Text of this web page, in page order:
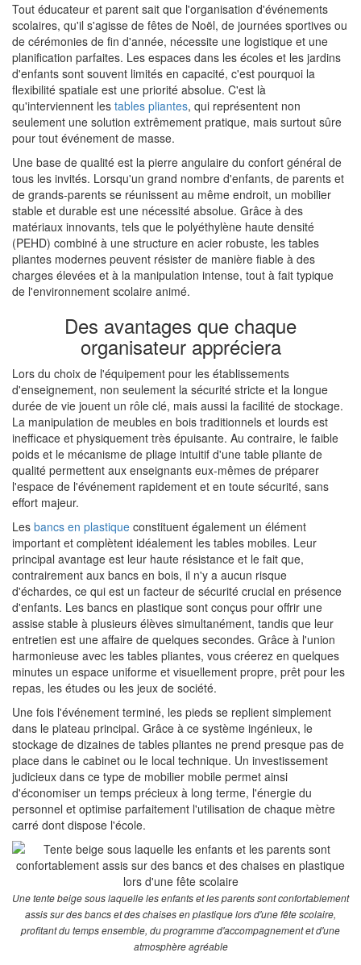
Tout éducateur et parent sait que l'organisation d'événements
scolaires, qu'il s'agisse de fêtes de Noël, de journées sportives ou
de cérémonies de fin d'année, nécessite une logistique et une
planification parfaites. Les espaces dans les écoles et les jardins
d'enfants sont souvent limités en capacité, c'est pourquoi la
flexibilité spatiale est une priorité absolue. C'est là
qu'interviennent les tables pliantes, qui représentent non
seulement une solution extrêmement pratique, mais surtout sûre
pour tout événement de masse.
Une base de qualité est la pierre angulaire du confort général de
tous les invités. Lorsqu'un grand nombre d'enfants, de parents et
de grands-parents se réunissent au même endroit, un mobilier
stable et durable est une nécessité absolue. Grâce à des
matériaux innovants, tels que le polyéthylène haute densité
(PEHD) combiné à une structure en acier robuste, les tables
pliantes modernes peuvent résister de manière fiable à des
charges élevées et à la manipulation intense, tout à fait typique
de l'environnement scolaire animé.
Des avantages que chaque
organisateur appréciera
Lors du choix de l'équipement pour les établissements
d'enseignement, non seulement la sécurité stricte et la longue
durée de vie jouent un rôle clé, mais aussi la facilité de stockage.
La manipulation de meubles en bois traditionnels et lourds est
inefficace et physiquement très épuisante. Au contraire, le faible
poids et le mécanisme de pliage intuitif d'une table pliante de
qualité permettent aux enseignants eux-mêmes de préparer
l'espace de l'événement rapidement et en toute sécurité, sans
effort majeur.
Les bancs en plastique constituent également un élément
important et complètent idéalement les tables mobiles. Leur
principal avantage est leur haute résistance et le fait que,
contrairement aux bancs en bois, il n'y a aucun risque
d'échardes, ce qui est un facteur de sécurité crucial en présence
d'enfants. Les bancs en plastique sont conçus pour offrir une
assise stable à plusieurs élèves simultanément, tandis que leur
entretien est une affaire de quelques secondes. Grâce à l'union
harmonieuse avec les tables pliantes, vous créerez en quelques
minutes un espace uniforme et visuellement propre, prêt pour les
repas, les études ou les jeux de société.
Une fois l'événement terminé, les pieds se replient simplement
dans le plateau principal. Grâce à ce système ingénieux, le
stockage de dizaines de tables pliantes ne prend presque pas de
place dans le cabinet ou le local technique. Un investissement
judicieux dans ce type de mobilier mobile permet ainsi
d'économiser un temps précieux à long terme, l'énergie du
personnel et optimise parfaitement l'utilisation de chaque mètre
carré dont dispose l'école.
Une tente beige sous laquelle les enfants et les parents sont confortablement
assis sur des bancs et des chaises en plastique lors d'une fête scolaire,
profitant du temps ensemble, du programme d'accompagnement et d'une
atmosphère agréable